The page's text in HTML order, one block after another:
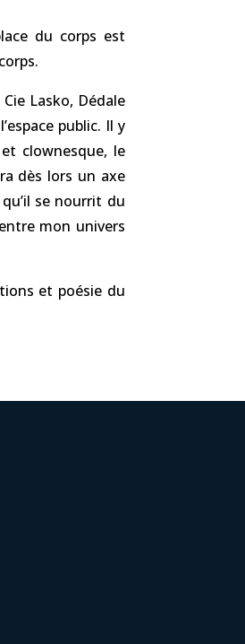
du corps est
Lasko, Dédale
public. Il y
clownesque, le
dès lors un axe
se nourrit du
mon univers
et poésie du